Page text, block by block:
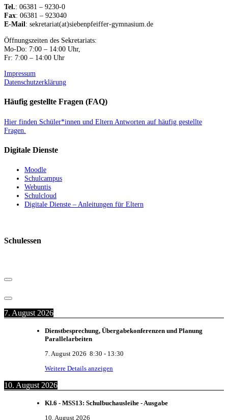
Tel.: 06381 – 9230-0
Fax: 06381 – 923040
E-Mail: sekretariat(at)siebenpfeiffer-gymnasium.de
Öffnungszeiten des Sekretariats:
Mo-Do: 7:00 – 14:00 Uhr,
Fr: 7:00 – 14:00 Uhr
Impressum
Datenschutzerklärung
Häufig gestellte Fragen (FAQ)
Hier finden Schüler*innen und Eltern Antworten auf häufig gestellte
Fragen.
Digitale Dienste
Moodle
Schulcampus
Webuntis
Schulcloud
Digitale Dienste – Anleitungen für Eltern
Schulessen
7. August 2026
Dienstbesprechung, Übergabekonferenzen und Planung
Parallelarbeiten
7. August 2026 8:30 - 13:30
Weitere Details anzeigen
10. August 2026
Kl.6 - MSS13: Schulbuchausleihe - Ausgabe
10. August 2026